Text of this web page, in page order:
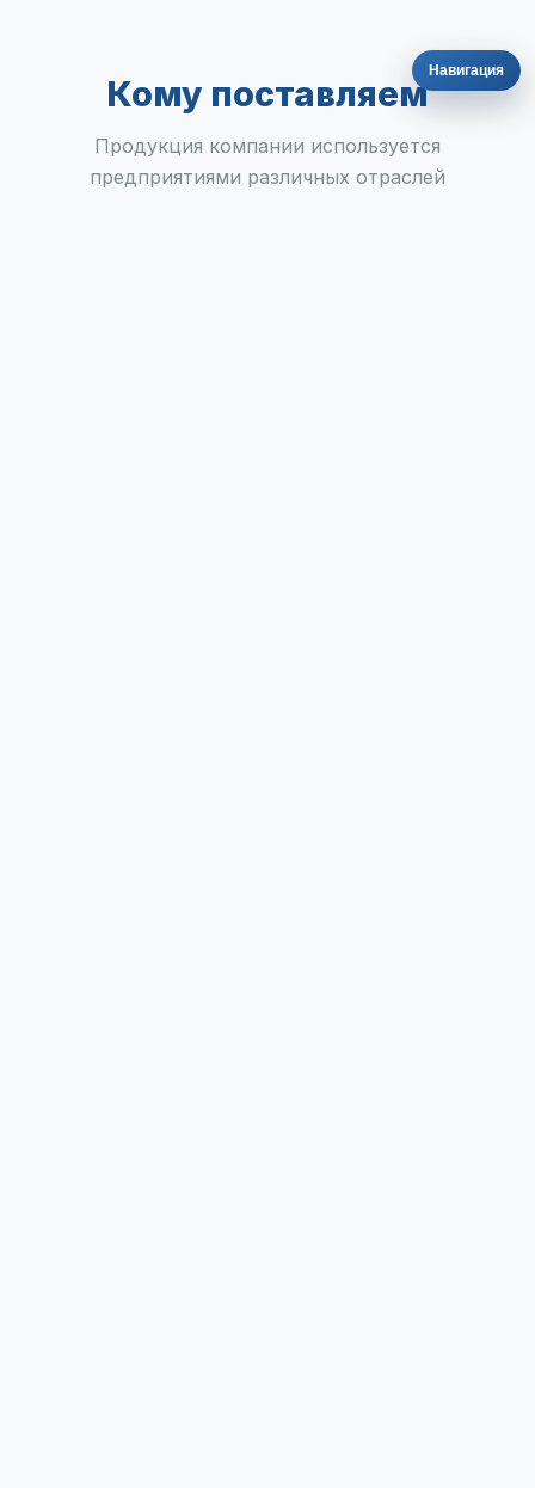
Кому поставляем
Продукция компании используется
предприятиями различных отраслей
Навигация